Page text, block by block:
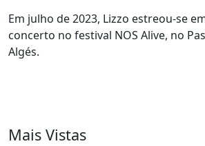
Em julho de 2023, Lizzo estreou-se
concerto no festival NOS Alive, no
Algés.
Mais Vistas